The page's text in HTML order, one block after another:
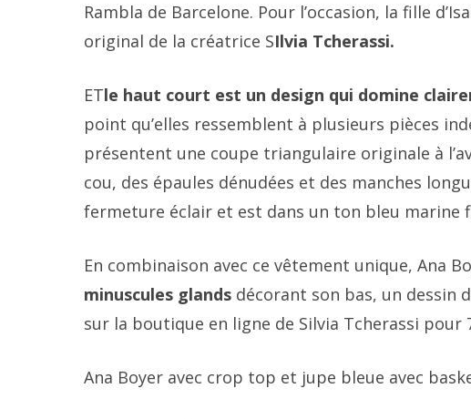
Rambla de Barcelone. Pour l’occasion, la fille
original de la créatrice SIlvia Tcherassi.
ETle haut court est un design qui domine
point qu’elles ressemblent à plusieurs pièces
présentent une coupe triangulaire originale à
cou, des épaules dénudées et des manches
fermeture éclair et est dans un ton bleu marine
En combinaison avec ce vêtement unique, Ana
minuscules glands décorant son bas, un dessin
sur la boutique en ligne de Silvia Tcherassi pour
Ana Boyer avec crop top et jupe bleue avec